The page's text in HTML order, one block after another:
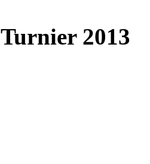
2013